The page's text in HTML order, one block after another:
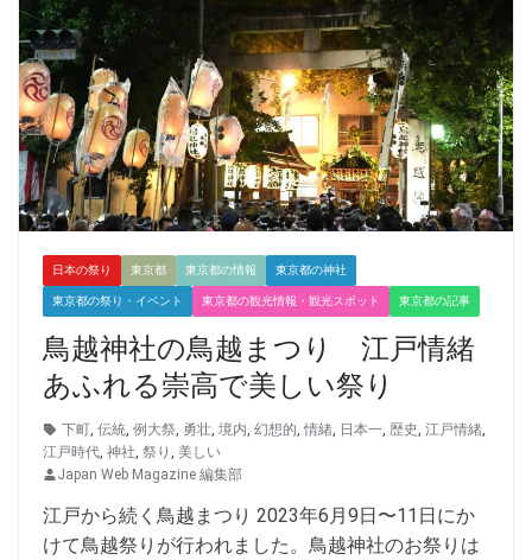
日本の祭り 東京都 東京都の情報 東京都の神社
東京都の祭り・イベント 東京都の観光情報・観光スポット 東京都の記事
鳥越神社の鳥越まつり 江戸情緒
あふれる崇高で美しい祭り
下町, 伝統, 例大祭, 勇壮, 境内, 幻想的, 情緒, 日本一, 歴史, 江戸情緒,
江戸時代, 神社, 祭り , 美しい
Japan Web Magazine 編集部
江戸から続く鳥越まつり 2023年6月9日〜11日にか
けて鳥越祭りが行われました。鳥越神社のお祭りは